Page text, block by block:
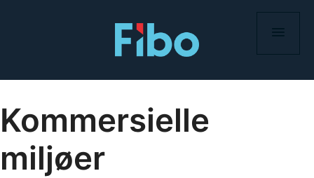
Kommersielle
miljøer